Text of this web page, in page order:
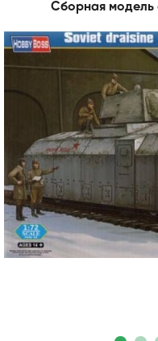
Сборная модель